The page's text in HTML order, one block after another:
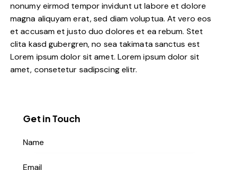
nonumy eirmod tempor invidunt ut labore et dolore
magna aliquyam erat, sed diam voluptua. At vero eos
et accusam et justo duo dolores et ea rebum. Stet
clita kasd gubergren, no sea takimata sanctus est
Lorem ipsum dolor sit amet. Lorem ipsum dolor sit
amet, consetetur sadipscing elitr.
Get in Touch